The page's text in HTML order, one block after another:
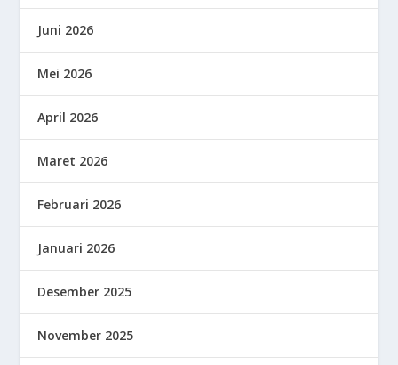
Juni 2026
Mei 2026
April 2026
Maret 2026
Februari 2026
Januari 2026
Desember 2025
November 2025